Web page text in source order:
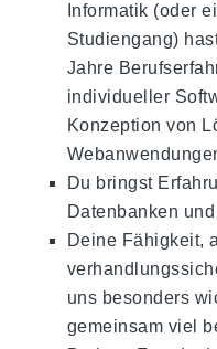
Informatik (oder
Studiengang)
Jahre
individueller
Konzeption von
Du bringst
Datenbanken
Deine Fähigkeit,
uns besonders
gemeinsam viel